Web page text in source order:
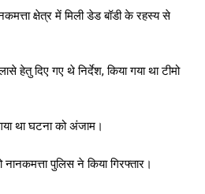
क्षेत्र में मिली डेड बॉडी के रहस्य से
हेतु दिए गए थे निर्देश, किया गया था टीमो
था घटना को अंजाम।
पुलिस ने किया गिरफ्तार।